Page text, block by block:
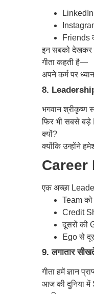
Friends
इन सबको देखकर
गीता कहती है—
अपने कर्म पर
8.
भगवान श्रीकृष्ण
फिर भी सबसे बड़े
क्यों?
क्योंकि उन्होंने
Career
एक अच्छा
Team को
Credit
दूसरों की
Ego से
9. लगातार
गीता हमें ज्ञान
आज की दुनिया में